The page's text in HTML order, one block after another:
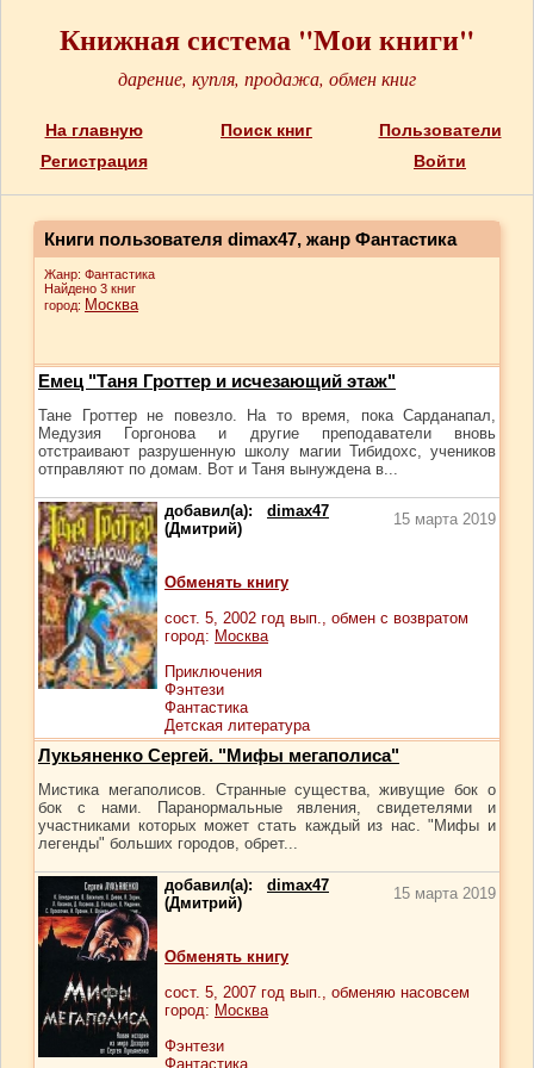
Книжная система "Мои книги"
дарение, купля, продажа, обмен книг
На главную Поиск книг
Пользователи
Регистрация
Войти
Книги пользователя dimax47, жанр Фантастика
Жанр: Фантастика
Найдено 3 книг
город: Москва
Емец "Таня Гроттер и исчезающий этаж"
Тане Гроттер не повезло. На то время, пока Сарданапал,
Медузия Горгонова и другие преподаватели вновь
отстраивают разрушенную школу магии Тибидохс, учеников
отправляют по домам. Вот и Таня вынуждена в...
добавил(а): dimax47
(Дмитрий)
15 марта 2019
Обменять книгу
сост. 5, 2002 год вып., обмен с возвратом
город: Москва
Приключения
Фэнтези
Фантастика
Детская литература
Лукьяненко Сергей. "Мифы мегаполиса"
Мистика мегаполисов. Странные существа, живущие бок о
бок с нами. Паранормальные явления, свидетелями и
участниками которых может стать каждый из нас. "Мифы и
легенды" больших городов, обрет...
добавил(а): dimax47
(Дмитрий)
15 марта 2019
Обменять книгу
сост. 5, 2007 год вып., обменяю насовсем
город: Москва
Фэнтези
Фантастика